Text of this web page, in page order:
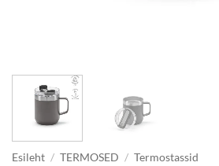
Esileht / TERMOSED / Termostassid